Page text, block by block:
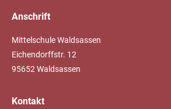
Anschrift
Mittelschule Waldsassen
Eichendorffstr. 12
95652 Waldsassen
Kontakt